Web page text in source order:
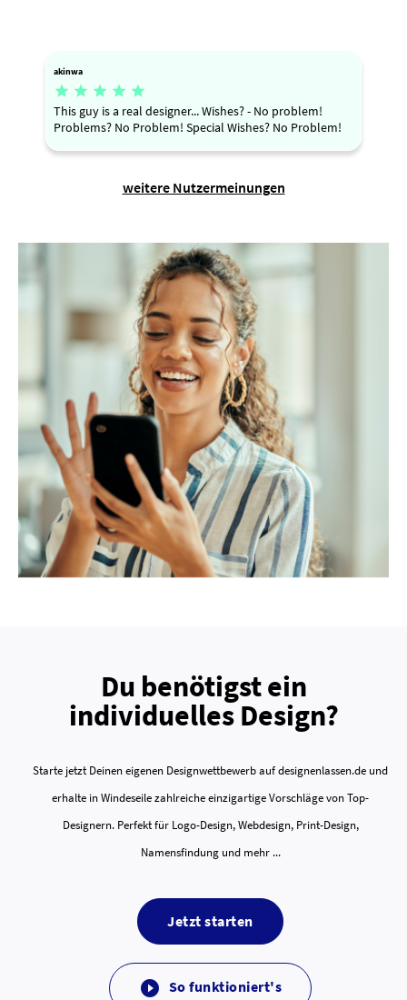
akinwa
    
This guy is a real designer... Wishes? - No problem!
Problems? No Problem! Special Wishes? No Problem!
weitere Nutzermeinungen
Du benötigst ein
individuelles Design?
Starte jetzt Deinen eigenen Designwettbewerb auf designenlassen.de und
erhalte in Windeseile zahlreiche einzigartige Vorschläge von Top-
Designern. Perfekt für Logo-Design, Webdesign, Print-Design,
Namensfindung und mehr ...
Jetzt starten
 So funktioniert's